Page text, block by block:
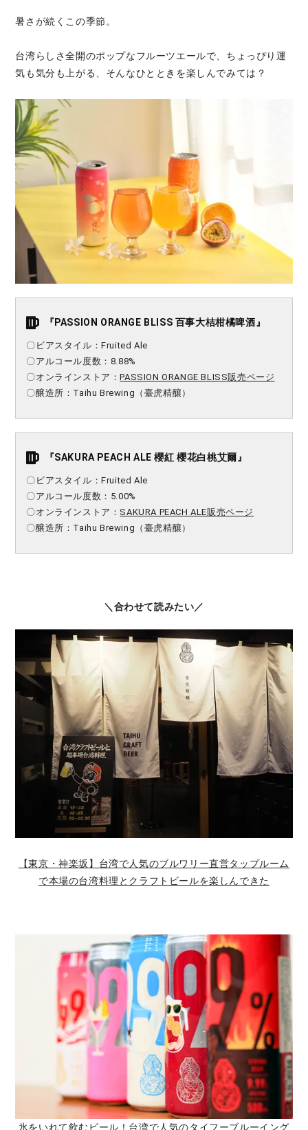
暑さが続くこの季節。
台湾らしさ全開のポップなフルーツエールで、ちょっぴり運
気も気分も上がる、そんなひとときを楽しんでみては？
『PASSION ORANGE BLISS 百事大桔柑橘啤酒』
〇ビアスタイル：Fruited Ale
〇アルコール度数：8.88%
〇オンラインストア：PASSION ORANGE BLISS販売ページ
〇醸造所：Taihu Brewing（臺虎精釀）
『SAKURA PEACH ALE 櫻紅 櫻花白桃艾爾』
〇ビアスタイル：Fruited Ale
〇アルコール度数：5.00%
〇オンラインストア： SAKURA PEACH ALE販売ページ
〇醸造所：Taihu Brewing（臺虎精釀）
＼合わせて読みたい／
【東京・神楽坂】台湾で人気のブルワリー直営タップルーム
で本場の台湾料理とクラフトビールを楽しんできた
氷をいれて飲むビール！台湾で人気のタイフーブルーイング